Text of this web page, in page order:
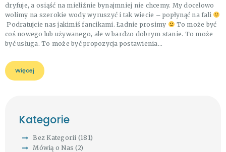
dryfuje, a osiąść na mieliźnie bynajmniej nie chcemy. My docelowo
wolimy na szerokie wody wyruszyć i tak wiecie – popłynąć na fali
Podratujcie nas jakimiś fancikami. Ładnie prosimy
To może być
coś nowego lub używanego, ale w bardzo dobrym stanie. To może
być usługa. To może być propozycja postawienia…
Więcej
Kategorie
Bez Kategorii (181)
Mówią o Nas (2)